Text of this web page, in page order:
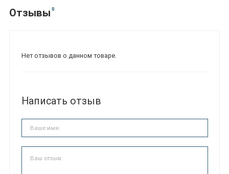
Отзывы 0
Нет отзывов о данном товаре.
Написать отзыв